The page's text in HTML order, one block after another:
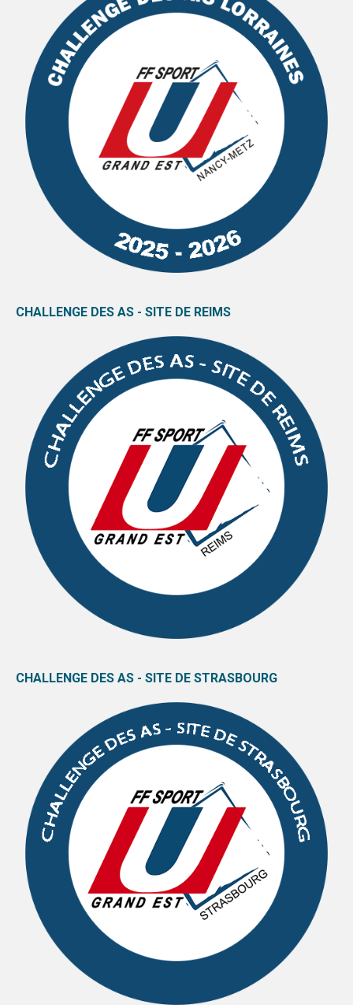
CHALLENGE DES AS - SITE DE REIMS
CHALLENGE DES AS - SITE DE STRASBOURG